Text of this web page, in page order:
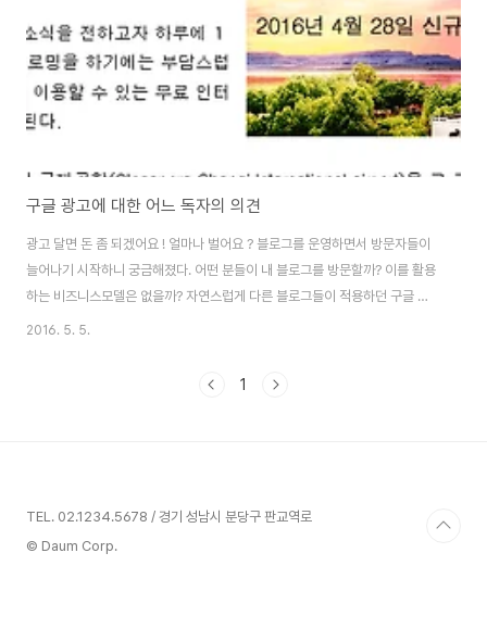
구글 광고에 대한 어느 독자의 의견
광고 달면 돈 좀 되겠어요 ! 얼마나 벌어요 ? 블로그를 운영하면서 방문자들이
늘어나기 시작하니 궁금해졌다. 어떤 분들이 내 블로그를 방문할까? 이를 활용
하는 비즈니스모델은 없을까? 자연스럽게 다른 블로그들이 적용하던 구글 애
드센스 광고에 대해 알게 되었다. 인터넷 광고에 대해 사회적 관심이 높던 시절
자의 블로그를 방문했던 지인들에게 들었던 공통적인 말들이 있다. "광고를 붙
2016. 5. 5.
1
TEL. 02.1234.5678 / 경기 성남시 분당구 판교역로
© Daum Corp.